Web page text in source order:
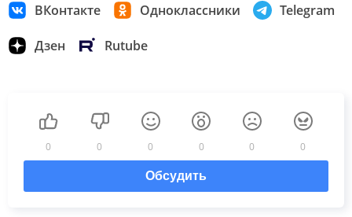
ВКонтакте Одноклассники Telegram
Дзен Rutube
0 0 0 0 0 0
Обсудить